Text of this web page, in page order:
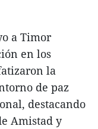
a Timor
en los
la
de paz
destacando
Amistad y